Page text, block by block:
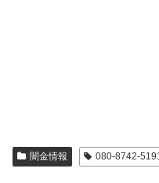
闇金情報 080-8742-